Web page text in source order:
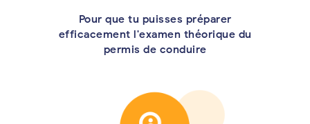
Pour que tu puisses préparer
efficacement l'examen théorique du
permis de conduire